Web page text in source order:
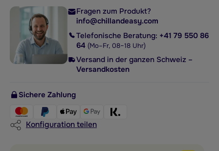
Fragen zum Produkt?
info@chillandeasy.com
Telefonische Beratung: +41 79 550 86
64 (Mo–Fr, 08–18 Uhr)
Versand in der ganzen Schweiz –
Versandkosten
Sichere Zahlung
Konfiguration teilen